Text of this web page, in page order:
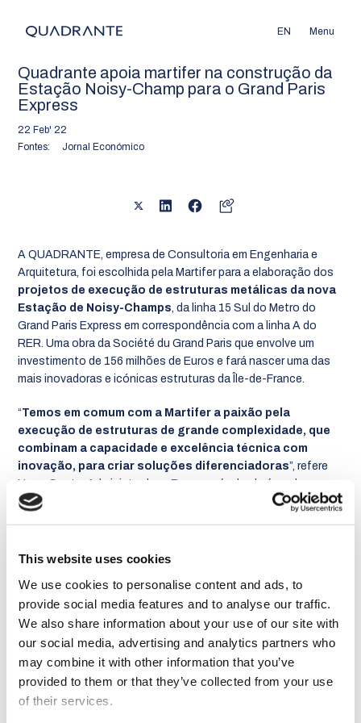
This website uses cookies
We use cookies to personalise content and ads, to
provide social media features and to analyse our traffic.
We also share information about your use of our site with
our social media, advertising and analytics partners who
may combine it with other information that you’ve
provided to them or that they’ve collected from your use
of their services.
EN Menu
Quadrante apoia martifer na construção da
Estação Noisy-Champ para o Grand Paris
Express
22 Feb' 22
Fontes:
Jornal Económico
A QUADRANTE, empresa de Consultoria em Engenharia e
Arquitetura, foi escolhida pela Martifer para a elaboração dos
projetos de execução de estruturas metálicas da nova
Estação de Noisy-Champs, da linha 15 Sul do Metro do
Grand Paris Express em correspondência com a linha A do
RER. Uma obra da Société du Grand Paris que envolve um
investimento de 156 milhões de Euros e fará nascer uma das
mais inovadoras e icónicas estruturas da Île-de-France.
“Temos em comum com a Martifer a paixão pela
execução de estruturas de grande complexidade, que
combinam a capacidade e excelência técnica com
inovação, para criar soluções diferenciadoras”,refere
Nuno Costa, Administrador e Responsável pela área de
Projetos Especiais, da Quadrante.
foi pensada ao detalhe, tendo uma solução que convida
uma referência para a mobilidade da Île-de-France
A cobertura apresenta-se sob a forma de uma espiral elíptica,
de grande complexidade estrutural, combinando estruturas
metálicas, pórticos transversais em madeira e fachada em
vidro, sendo ainda suportada por pilares arborescentes
metálicos.